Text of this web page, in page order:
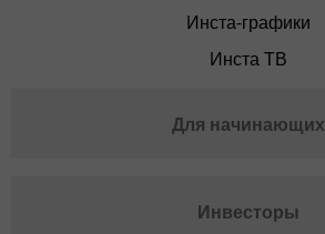
Инста-графики
Инста ТВ
Для начинающих
Инвесторы